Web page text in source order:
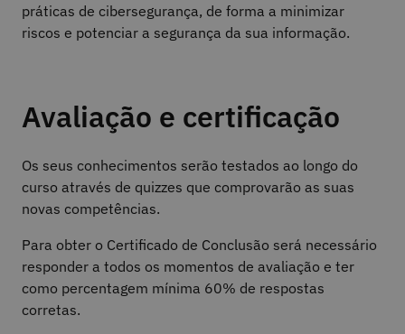
práticas de cibersegurança, de forma a minimizar
riscos e potenciar a segurança da sua informação.
Avaliação e certificação
Os seus conhecimentos serão testados ao longo do
curso através de quizzes que comprovarão as suas
novas competências.
Para obter o Certificado de Conclusão será necessário
responder a todos os momentos de avaliação e ter
como percentagem mínima 60% de respostas
corretas.